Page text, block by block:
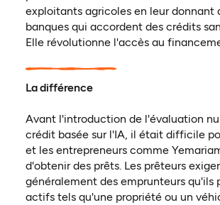
exploitants agricoles en leur donnant
banques qui accordent des crédits
Elle révolutionne l'accès au
La différence
Avant l'introduction de l'évaluation
crédit basée sur l'IA, il était difficile
et les entrepreneurs comme
d'obtenir des prêts. Les prêteurs
généralement des emprunteurs qu'ils
actifs tels qu'une propriété ou un